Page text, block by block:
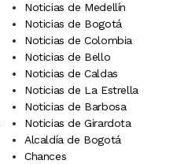
Noticias de Medellín
Noticias de Bogotá
Noticias de Colombia
Noticias de Bello
Noticias de Caldas
Noticias de La Estrella
Noticias de Barbosa
Noticias de Girardota
Alcaldía de Bogotá
Chances